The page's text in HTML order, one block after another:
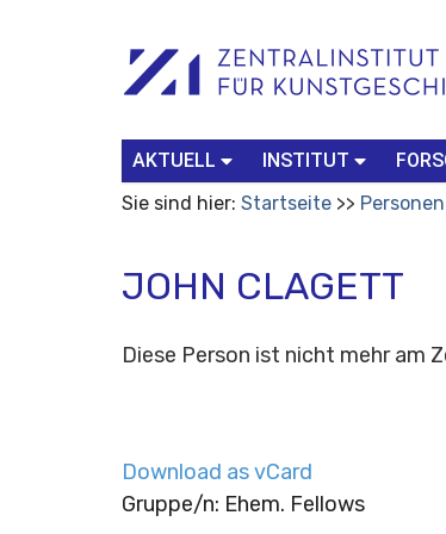
Werkzeuge
Search…
AKTUELL INSTITUT
Sie sind hier: Startseite Personen
JOHN CLAGETT
Diese Person ist nicht mehr
Download as vCard
Gruppe/n: Ehem. Fellows